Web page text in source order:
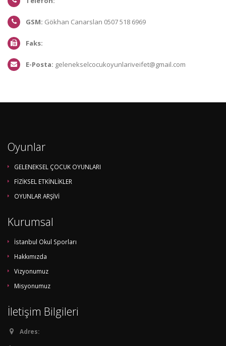
GSM: Gökhan Canarslan 0507 518 6969
Faks:
E-Posta: gelenekselcocukoyunlariveifet@gmail.com
Oyunlar
GELENEKSEL ÇOCUK OYUNLARI
FİZİKSEL ETKİNLİKLER
OYUNLAR ARŞİVİ
Kurumsal
İstanbul Okul Sporları
Hakkımızda
Vizyonumuz
Misyonumuz
İletişim Bilgileri
Adres: